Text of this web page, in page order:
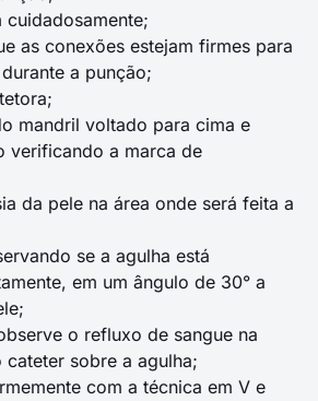
cuidadosamente;
as conexões estejam firmes para
a punção;
mandril voltado para cima e
verificando a marca de
da pele na área onde será feita a
se a agulha está
em um ângulo de 30° a
o refluxo de sangue na
sobre a agulha;
com a técnica em V e